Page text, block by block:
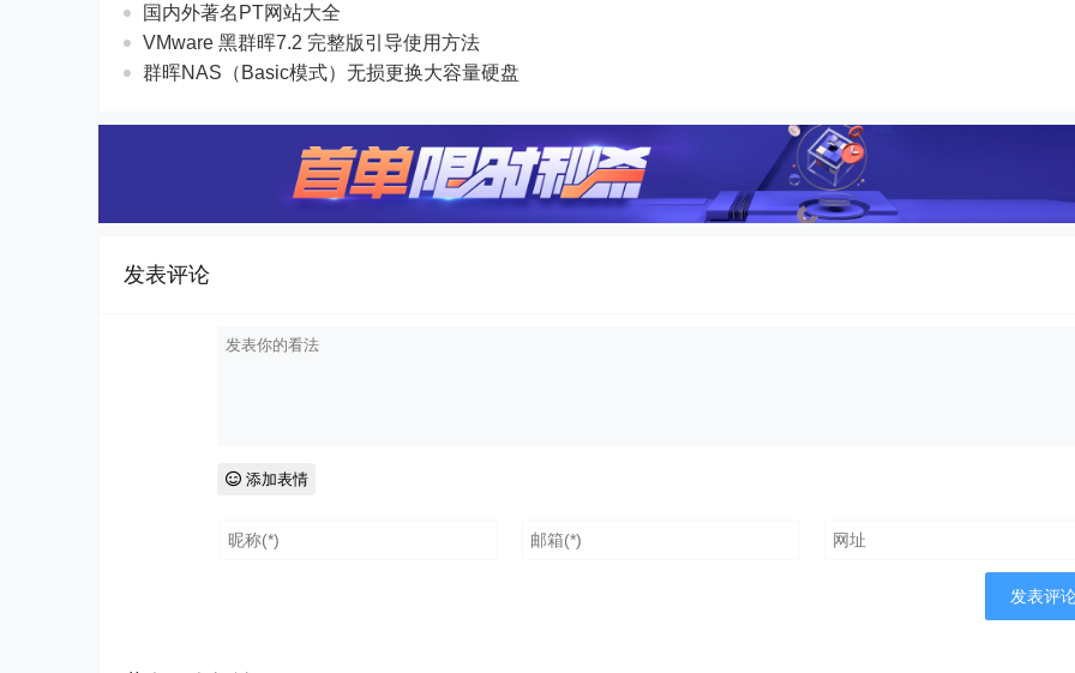
国内外著名PT网站大全
VMware 黑群晖7.2 完整版引导使用方法
群晖NAS（Basic模式）无损更换大容量硬盘
发表评论
添加表情